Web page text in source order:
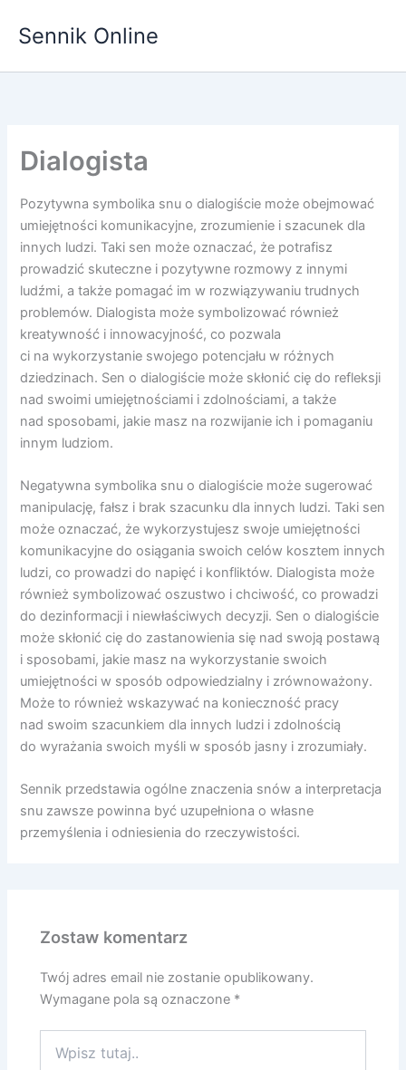
Sennik Online
Dialogista
Pozytywna symbolika snu o dialogiście może obejmować
umiejętności komunikacyjne, zrozumienie i szacunek dla
innych ludzi. Taki sen może oznaczać, że potrafisz
prowadzić skuteczne i pozytywne rozmowy z innymi
ludźmi, a także pomagać im w rozwiązywaniu trudnych
problemów. Dialogista może symbolizować również
kreatywność i innowacyjność, co pozwala
ci na wykorzystanie swojego potencjału w różnych
dziedzinach. Sen o dialogiście może skłonić cię do refleksji
nad swoimi umiejętnościami i zdolnościami, a także
nad sposobami, jakie masz na rozwijanie ich i pomaganiu
innym ludziom.
Negatywna symbolika snu o dialogiście może sugerować
manipulację, fałsz i brak szacunku dla innych ludzi. Taki sen
może oznaczać, że wykorzystujesz swoje umiejętności
komunikacyjne do osiągania swoich celów kosztem innych
ludzi, co prowadzi do napięć i konfliktów. Dialogista może
również symbolizować oszustwo i chciwość, co prowadzi
do dezinformacji i niewłaściwych decyzji. Sen o dialogiście
może skłonić cię do zastanowienia się nad swoją postawą
i sposobami, jakie masz na wykorzystanie swoich
umiejętności w sposób odpowiedzialny i zrównoważony.
Może to również wskazywać na konieczność pracy
nad swoim szacunkiem dla innych ludzi i zdolnością
do wyrażania swoich myśli w sposób jasny i zrozumiały.
Sennik przedstawia ogólne znaczenia snów a interpretacja
snu zawsze powinna być uzupełniona o własne
przemyślenia i odniesienia do rzeczywistości.
Zostaw komentarz
Twój adres email nie zostanie opublikowany.
Wymagane pola są oznaczone *
tutaj..